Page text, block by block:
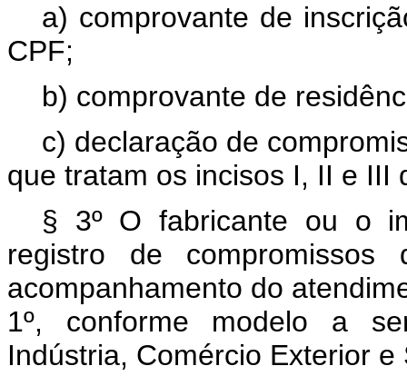
a) comprovante de
CPF;
b) comprovante de
c) declaração de
que tratam os incisos I, II e III
§ 3º O fabricante ou o
registro de compromissos
acompanhamento do
1º, conforme modelo a
Indústria, Comércio Exterior e